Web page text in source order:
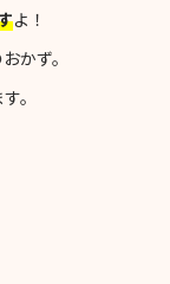
よ！
かず。
。